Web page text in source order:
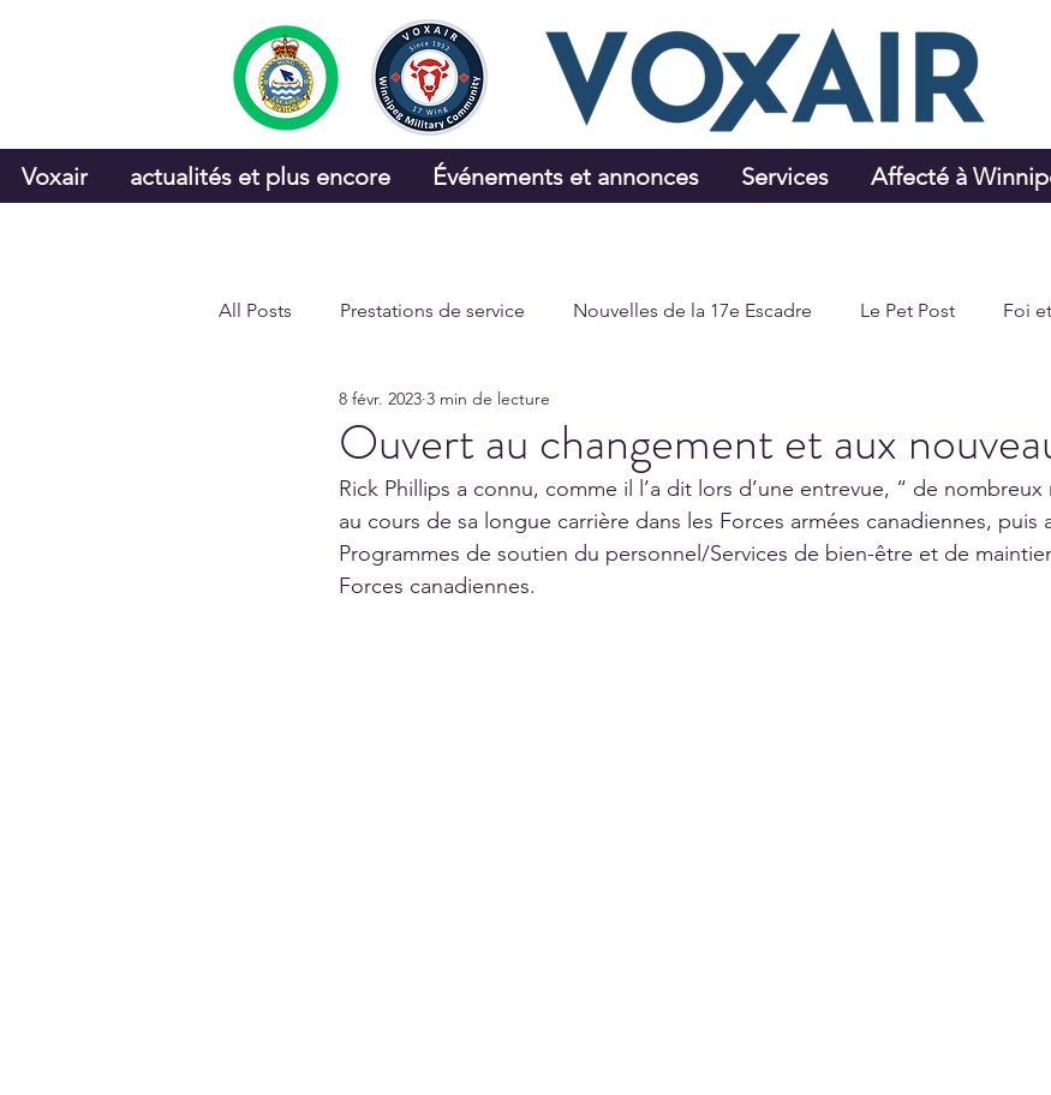
Voxair actualités et plus encore Événements et annonces Services Affecté à
All Posts Prestations de service Nouvelles de la 17e Escadre Le Pet Post Foi
Coin des cadets CRFM
Ouvert au changement et aux
8 févr. 2023 3 min de lecture
Rick Phillips a connu, comme il l’a dit lors d’une entrevue, “ de
au cours de sa longue carrière dans les Forces armées canadiennes, puis
Programmes de soutien du personnel/Services de bien-être et de
Forces canadiennes.